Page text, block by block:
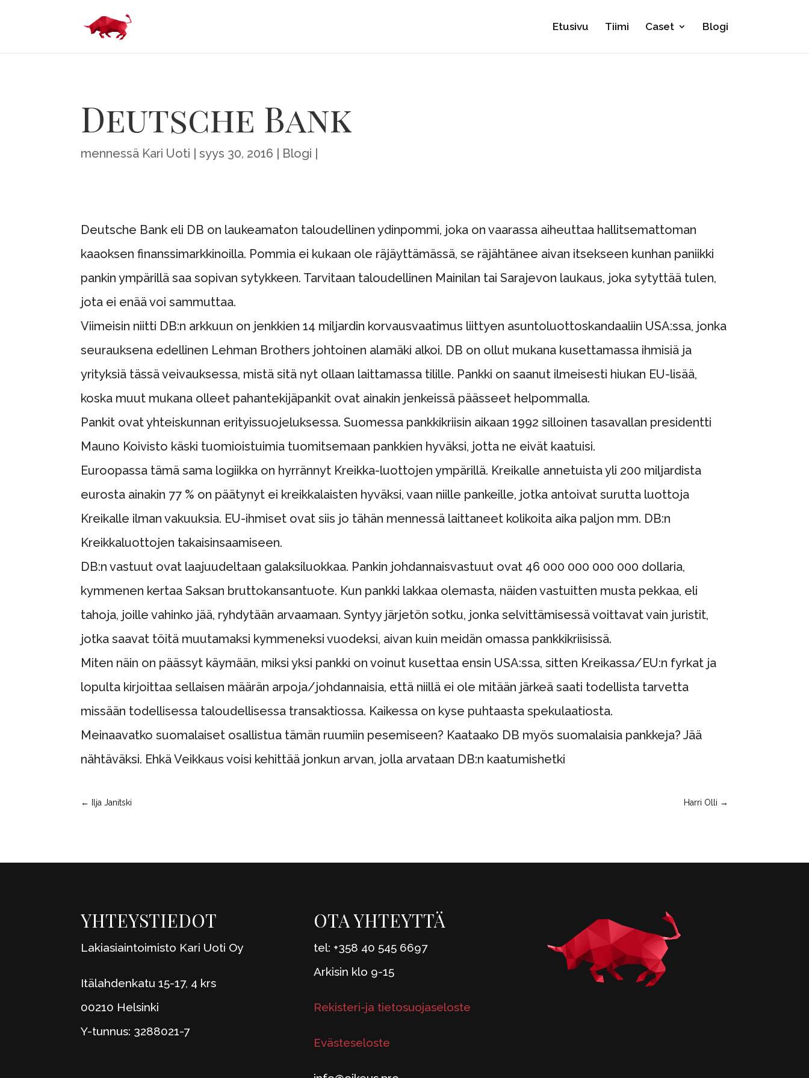
Etusivu Tiimi Caset Blogi
Deutsche Bank
mennessä Kari Uoti syys 30, 2016 Blogi
Deutsche Bank eli DB on laukeamaton taloudellinen ydinpommi, joka on vaarassa aiheuttaa hallitsemattoman
kaaoksen finanssimarkkinoilla. Pommia ei kukaan ole räjäyttämässä, se räjähtänee aivan itsekseen kunhan paniikki
pankin ympärillä saa sopivan sytykkeen. Tarvitaan taloudellinen Mainilan tai Sarajevon laukaus, joka sytyttää tulen,
jota ei enää voi sammuttaa.
Viimeisin niitti DB:n arkkuun on jenkkien 14 miljardin korvausvaatimus liittyen asuntoluottoskandaaliin USA:ssa, jonka
seurauksena edellinen Lehman Brothers johtoinen alamäki alkoi. DB on ollut mukana kusettamassa ihmisiä ja
yrityksiä tässä veivauksessa, mistä sitä nyt ollaan laittamassa tilille. Pankki on saanut ilmeisesti hiukan EU-lisää,
koska muut mukana olleet pahantekijäpankit ovat ainakin jenkeissä päässeet helpommalla.
Pankit ovat yhteiskunnan erityissuojeluksessa. Suomessa pankkikriisin aikaan 1992 silloinen tasavallan presidentti
Mauno Koivisto käski tuomioistuimia tuomitsemaan pankkien hyväksi, jotta ne eivät kaatuisi.
Euroopassa tämä sama logiikka on hyrrännyt Kreikka-luottojen ympärillä. Kreikalle annetuista yli 200 miljardista
eurosta ainakin 77 % on päätynyt ei kreikkalaisten hyväksi, vaan niille pankeille, jotka antoivat surutta luottoja
Kreikalle ilman vakuuksia. EU-ihmiset ovat siis jo tähän mennessä laittaneet kolikoita aika paljon mm. DB:n
Kreikkaluottojen takaisinsaamiseen.
DB:n vastuut ovat laajuudeltaan galaksiluokkaa. Pankin johdannaisvastuut ovat 46 000 000 000 000 dollaria,
kymmenen kertaa Saksan bruttokansantuote. Kun pankki lakkaa olemasta, näiden vastuitten musta pekkaa, eli
tahoja, joille vahinko jää, ryhdytään arvaamaan. Syntyy järjetön sotku, jonka selvittämisessä voittavat vain juristit,
jotka saavat töitä muutamaksi kymmeneksi vuodeksi, aivan kuin meidän omassa pankkikriisissä.
Miten näin on päässyt käymään, miksi yksi pankki on voinut kusettaa ensin USA:ssa, sitten Kreikassa/EU:n fyrkat ja
lopulta kirjoittaa sellaisen määrän arpoja/johdannaisia, että niillä ei ole mitään järkeä saati todellista tarvetta
missään todellisessa taloudellisessa transaktiossa. Kaikessa on kyse puhtaasta spekulaatiosta.
Meinaavatko suomalaiset osallistua tämän ruumiin pesemiseen? Kaataako DB myös suomalaisia pankkeja? Jää
nähtäväksi. Ehkä Veikkaus voisi kehittää jonkun arvan, jolla arvataan DB:n kaatumishetki
← Ilja Janitski Harri Olli →
YHTEYSTIEDOT
Lakiasiaintoimisto Kari Uoti Oy
Itälahdenkatu 15-17, 4 krs
00210 Helsinki
Y-tunnus: 3288021-7
OTA YHTEYTTÄ
tel: +358 40 545 6697
Arkisin klo 9-15
Rekisteri-ja tietosuojaseloste
Evästeseloste